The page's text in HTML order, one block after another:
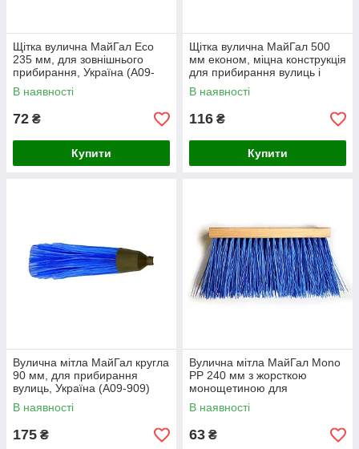
Щітка вулична МайГал Eco
235 мм, для зовнішнього
прибирання, Україна (А09-
402)
В наявності
72 ₴
Купити
Щітка вулична МайГал 500
мм економ, міцна конструкція
для прибирання вулиць і
тротуарів
В наявності
116 ₴
Купити
Вулична мітла МайГал кругла
90 мм, для прибирання
вулиць, Україна (А09-909)
В наявності
175 ₴
Вулична мітла МайГал Mono
PP 240 мм з жорсткою
монощетиною для
ефективного прибирання
доріжок
В наявності
63 ₴